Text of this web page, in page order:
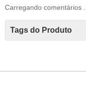
Carregando comentários ...
Tags do Produto